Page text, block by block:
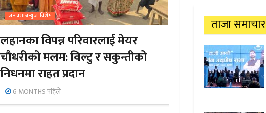
जनप्रभाबन्युज विशेष
लहानका विपन्न परिवारलाई मेयर
चौधरीको मलम: विल्टु र सकुन्तीको
निधनमा राहत प्रदान
6 MONTHS पहिले
ताजा समाचार